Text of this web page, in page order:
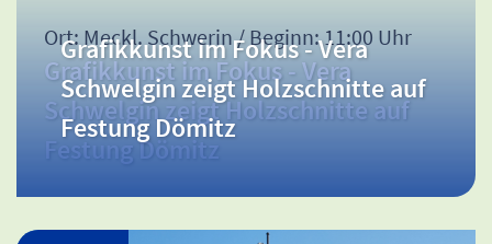
Ort: Meckl. Schwerin / Beginn: 11:00 Uhr
Grafikkunst im Fokus - Vera
Schwelgin zeigt Holzschnitte auf
Festung Dömitz
Grafikkunst im Fokus - Vera
Schwelgin zeigt Holzschnitte auf
Festung Dömitz